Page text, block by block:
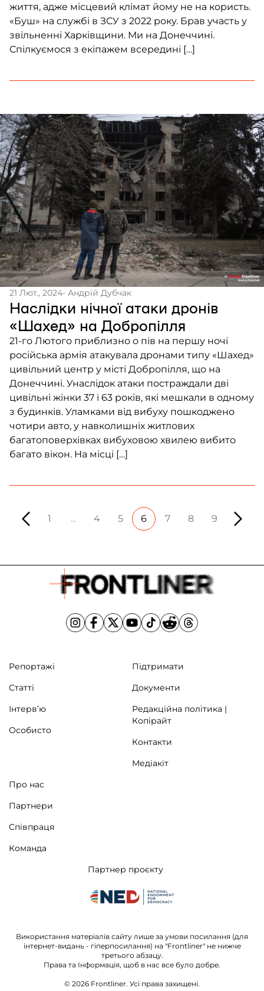
життя, адже місцевий клімат йому не на користь.
«Буш» на службі в ЗСУ з 2022 року. Брав участь у
звільненні Харківщини. Ми на Донеччині.
Спілкуємося з екіпажем всередині […]
21 Лют., 2024- Андрій Дубчак
Наслідки нічної атаки дронів
«Шахед» на Добропілля
21-го Лютого приблизно о пів на першу ночі
російська армія атакувала дронами типу «Шахед»
цивільний центр у місті Добропілля, що на
Донеччині. Унаслідок атаки постраждали дві
цивільні жінки 37 і 63 років, які мешкали в одному
з будинків. Уламками від вибуху пошкоджено
чотири авто, у навколишніх житлових
багатоповерхівках вибуховою хвилею вибито
багато вікон. На місці […]
1 ... 4 5 6 7 8 9
Репортажі
Статті
Інтерв’ю
Особисто
Підтримати
Документи
Редакційна політика |
Копірайт
Контакти
Медіакіт
Про нас
Партнери
Співпраця
Команда
Партнер проєкту
Використання матеріалів сайту лише за умови посилання (для
інтернет-видань - гіперпосилання) на "Frontliner" не нижче
третього абзацу.
Права та Інформація, щоб в нас все було добре.
© 2026 Frontliner. Усі права захищені.